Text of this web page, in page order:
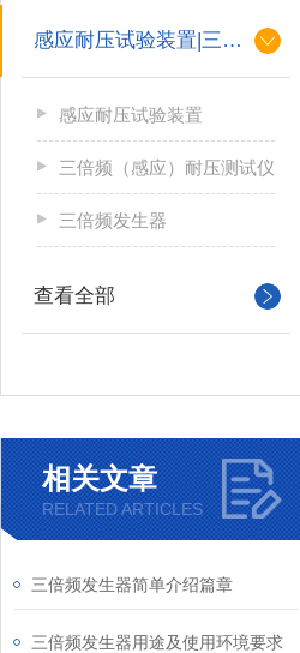
感应耐压试验装置|三倍频
感应耐压试验装置
三倍频（感应）耐压测试仪
三倍频发生器
查看全部
相关文章
RELATED ARTICLES
三倍频发生器简单介绍篇章
三倍频发生器用途及使用环境要求